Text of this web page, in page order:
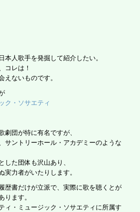
本人歌手を発掘して紹介したい。
コレは！
えないものです。
ク・ソサエティ
劇団が特に有名ですが、
サントリーホール・アカデミーのような
した団体も沢山あり、
実力者がいたりします。
歴書だけが立派で、実際に歌を聴くとが
ります。
ィ・ミュージック・ソサエティに所属す